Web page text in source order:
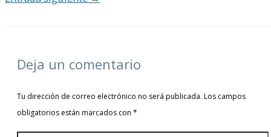
Deja un comentario
Tu dirección de correo electrónico no será publicada. Los campos
obligatorios están marcados con *